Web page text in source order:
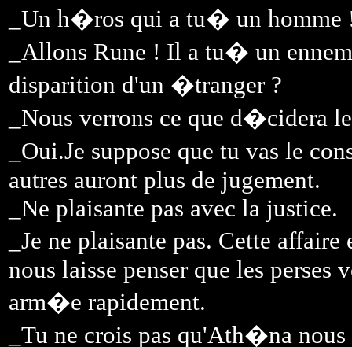
_Un h�ros qui a tu� un homme
_Allons Rune ! Il a tu� un
disparition d'un �tranger ?
_Nous verrons ce que d�cidera
_Oui.Je suppose que tu vas le
autres auront plus de jugement.
_Ne plaisante pas avec la justice.
_Je ne plaisante pas. Cette
nous laisse penser que les
arm�e rapidement.
_Tu ne crois pas qu'Ath�na